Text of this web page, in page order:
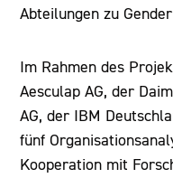
Abteilungen zu
Im Rahmen des
Aesculap AG, der
AG, der IBM
fünf
Kooperation mit